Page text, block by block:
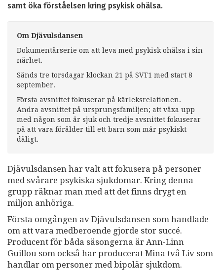
samt öka förståelsen kring psykisk ohälsa.
Om Djävulsdansen
Dokumentärserie om att leva med psykisk ohälsa i sin
närhet.
Sänds tre torsdagar klockan 21 på SVT1 med start 8
september.
Första avsnittet fokuserar på kärleksrelationen.
Andra avsnittet på ursprungsfamiljen; att växa upp
med någon som är sjuk och tredje avsnittet fokuserar
på att vara förälder till ett barn som mår psykiskt
dåligt.
Djävulsdansen har valt att fokusera på personer
med svårare psykiska sjukdomar. Kring denna
grupp räknar man med att det finns drygt en
miljon anhöriga.
Första omgången av Djävulsdansen som handlade
om att vara medberoende gjorde stor succé.
Producent för båda säsongerna är Ann-Linn
Guillou som också har producerat Mina två Liv som
handlar om personer med bipolär sjukdom.